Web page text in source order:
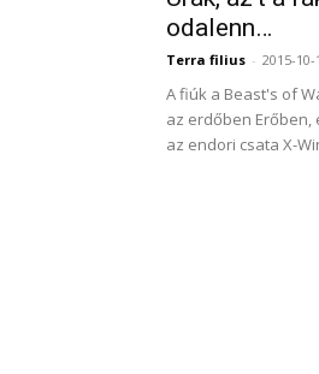
odalenn…
Terra filius - 2015-10-
A fiúk a Beast's of
az erdőben
az endori csata X-